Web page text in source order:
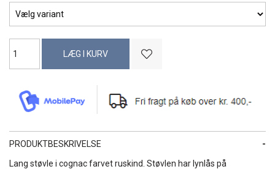
PRODUKTBESKRIVELSE
Lang støvle i cognac farvet ruskind. Støvlen har lynlås på